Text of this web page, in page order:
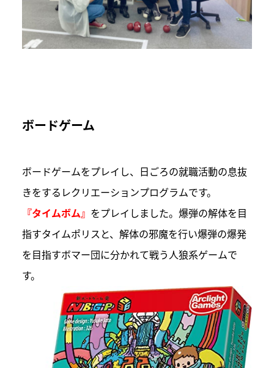
ボードゲーム
ボードゲームをプレイし、日ごろの就職活動の息抜
きをするレクリエーションプログラムです。
『タイムボム』 をプレイしました。爆弾の解体を目
指すタイムポリスと、解体の邪魔を行い爆弾の爆発
を目指すボマー団に分かれて戦う人狼系ゲームで
す。